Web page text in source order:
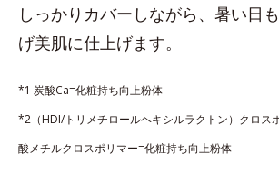
しっかりカバーしながら、暑い日
げ美肌に仕上げます。
*1 炭酸Ca=化粧持ち向上粉体
*2（HDI/トリメチロールヘキシルラクトン）クロス
酸メチルクロスポリマー=化粧持ち向上粉体